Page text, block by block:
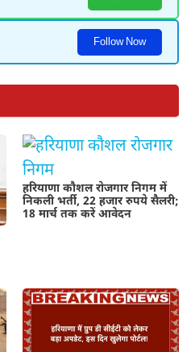
Follow Now
हरियाणा कौशल रोजगार निगम में
निकली भर्ती, 22 हजार रुपये सैलरी;
18 मार्च तक करें आवेदन